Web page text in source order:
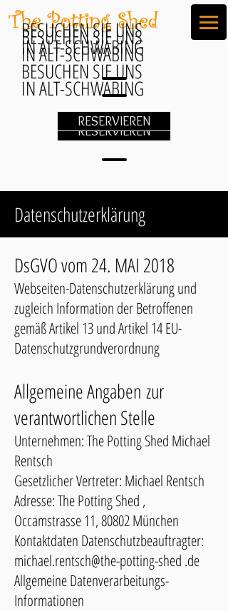
BESUCHEN SIE UNS
IN ALT-SCHWABING
BESUCHEN SIE UNS
IN ALT-SCHWABING
RESERVIEREN
BESUCHEN SIE UNS
IN ALT-SCHWABING
RESERVIEREN
Datenschutzerklärung
DsGVO vom 24. MAI 2018​
Webseiten-Datenschutzerklärung und
zugleich Information der Betroffenen
gemäß Artikel 13 und Artikel 14 EU-
Datenschutzgrundverordnung
Allgemeine Angaben zur
verantwortlichen Stelle
Unternehmen: The Potting Shed Michael
Rentsch
Gesetzlicher Vertreter: Michael Rentsch
Adresse: The Potting Shed ,
Occamstrasse 11, 80802 München
Kontaktdaten Datenschutzbeauftragter:
michael.rentsch@the-potting-shed .de
Allgemeine Datenverarbeitungs-
Informationen